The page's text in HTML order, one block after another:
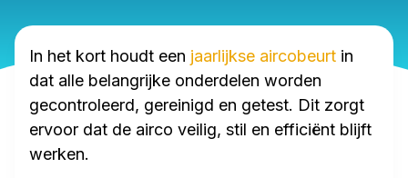
In het kort houdt een jaarlijkse aircobeurt in
dat alle belangrijke onderdelen worden
gecontroleerd, gereinigd en getest. Dit zorgt
ervoor dat de airco veilig, stil en efficiënt blijft
werken.